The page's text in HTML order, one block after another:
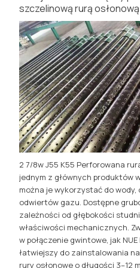
szczelinową rurą
2 7/8w J55 K55 Perforowana
jednym z głównych produktów
można je wykorzystać do
odwiertów gazu. Dostępne
zależności od głębokości
właściwości mechanicznych.
w połączenie gwintowe, jak
łatwiejszy do zainstalowania
rury osłonowe o długości 3–12